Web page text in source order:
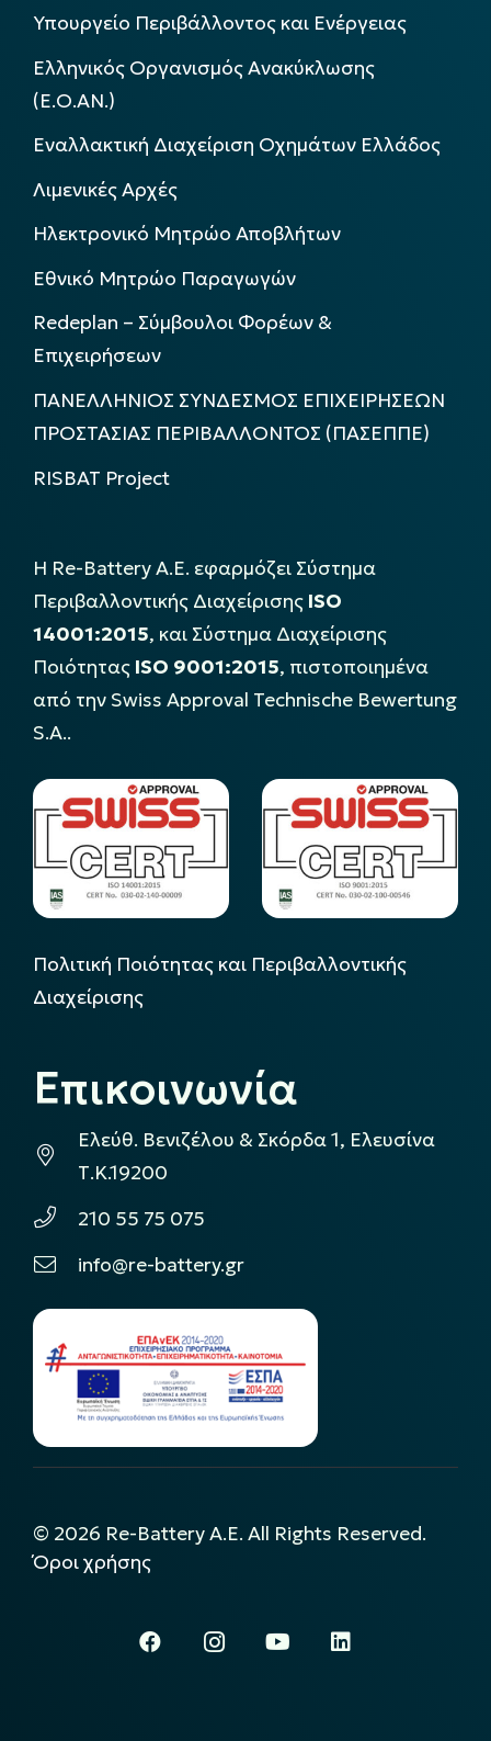
Υπουργείο Περιβάλλοντος και Ενέργειας
Ελληνικός Οργανισμός Ανακύκλωσης
(Ε.Ο.ΑΝ.)
Εναλλακτική Διαχείριση Οχημάτων Ελλάδος
Λιμενικές Αρχές
Ηλεκτρονικό Μητρώο Αποβλήτων
Εθνικό Μητρώο Παραγωγών
Redeplan – Σύμβουλοι Φορέων &
Επιχειρήσεων
ΠΑΝΕΛΛΗΝΙΟΣ ΣΥΝΔΕΣΜΟΣ ΕΠΙΧΕΙΡΗΣΕΩΝ
ΠΡΟΣΤΑΣΙΑΣ ΠΕΡΙΒΑΛΛΟΝΤΟΣ (ΠΑΣΕΠΠΕ)
RISBAT Project
Η Re-Battery Α.Ε. εφαρμόζει Σύστημα
Περιβαλλοντικής Διαχείρισης ISO
14001:2015, και Σύστημα Διαχείρισης
Ποιότητας ISO 9001:2015, πιστοποιημένα
από την Swiss Approval Technische Bewertung
S.A..
Πολιτική Ποιότητας και Περιβαλλοντικής
Διαχείρισης
Επικοινωνία
Ελεύθ. Βενιζέλου & Σκόρδα 1, Ελευσίνα
Τ.Κ.19200
210 55 75 075
info@re-battery.gr
© 2026 Re-Battery A.E. All Rights Reserved.
Όροι χρήσης